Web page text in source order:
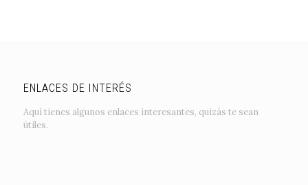
ENLACES DE INTERÉS
Aquí tienes algunos enlaces interesantes, quizás te sean
útiles.